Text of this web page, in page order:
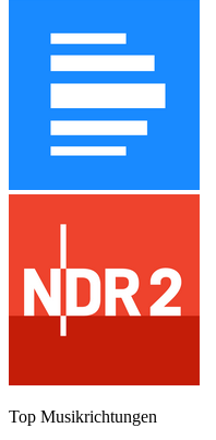
Top Musikrichtungen